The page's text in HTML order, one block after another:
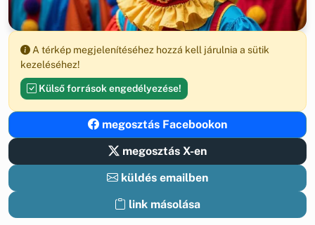
A térkép megjelenítéséhez hozzá kell járulnia a sütik
kezeléséhez!
Külső források engedélyezése!
megosztás Facebookon
megosztás X-en
küldés emailben
link másolása